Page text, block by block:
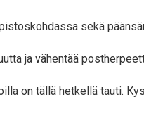
sekä
ja vähentää
on tällä hetkellä tauti.